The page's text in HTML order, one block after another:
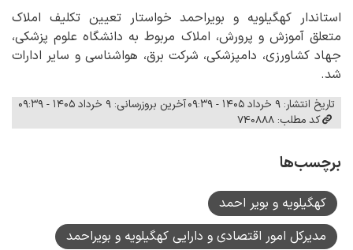
استاندار کهگیلویه و بویراحمد خواستار تعیین تکلیف املاک
متعلق آموزش و پرورش، املاک مربوط به دانشگاه علوم پزشکی،
جهاد کشاورزی، دامپزشکی، شرکت برق، هواشناسی و سایر ادارات
شد.
تاریخ انتشار: ۹ خرداد ۱۴۰۵ - ۰۹:۳۹
آخرین بروزرسانی: ۹ خرداد ۱۴۰۵ - ۰۹:۳۹
کد مطلب: 740888
برچسب‌ها
کهگیلویه و بویر احمد
مدیرکل امور اقتصادی و دارایی کهگیلویه و بویراحمد